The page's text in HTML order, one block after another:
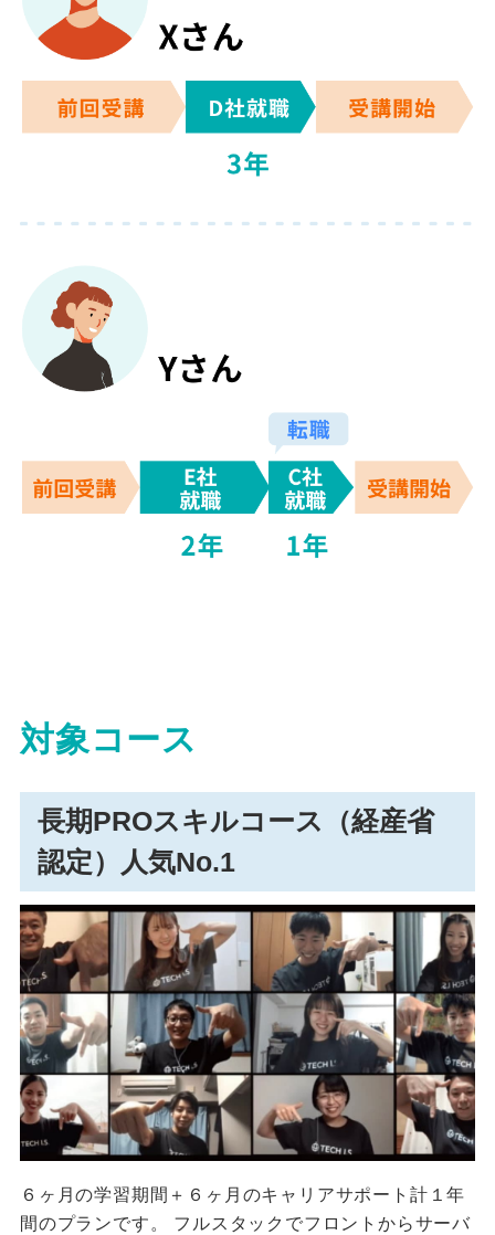
対象コース
長期PROスキルコース（経産省
認定）人気No.1
６ヶ月の学習期間＋６ヶ月のキャリアサポート計１年
間のプランです。 フルスタックでフロントからサーバ